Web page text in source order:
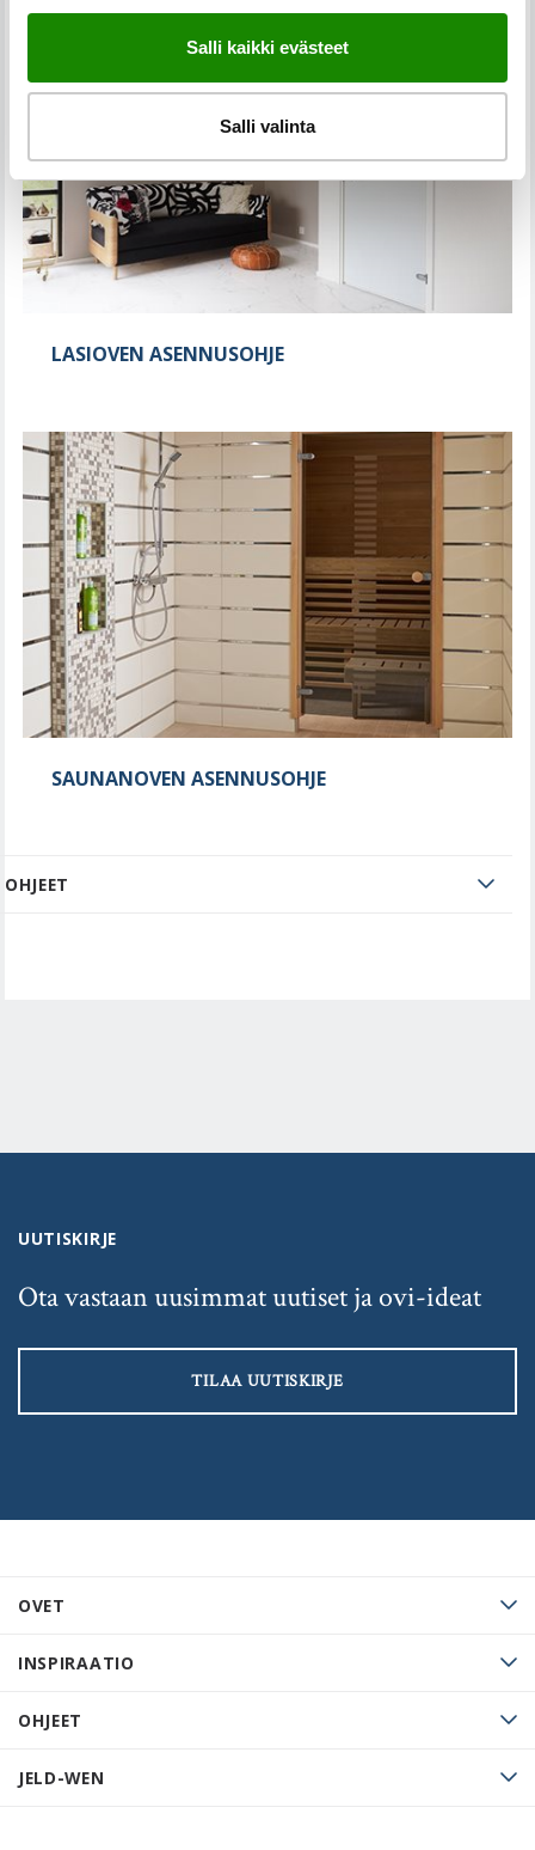
Salli kaikki evästeet
Salli valinta
LASIOVEN ASENNUSOHJE
SAUNANOVEN ASENNUSOHJE
OHJEET
OVET
INSPIRAATIO
OHJEET
JELD-WEN
UUTISKIRJE
Ota vastaan uusimmat uutiset ja ovi-ideat
TILAA UUTISKIRJE